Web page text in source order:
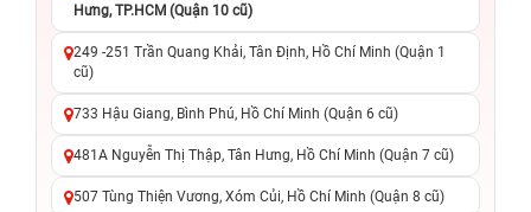
Hưng, TP.HCM (Quận 10 cũ)
249 -251 Trần Quang Khải, Tân Định, Hồ Chí Minh (Quận 1
cũ)
733 Hậu Giang, Bình Phú, Hồ Chí Minh (Quận 6 cũ)
481A Nguyễn Thị Thập, Tân Hưng, Hồ Chí Minh (Quận 7 cũ)
507 Tùng Thiện Vương, Xóm Củi, Hồ Chí Minh (Quận 8 cũ)